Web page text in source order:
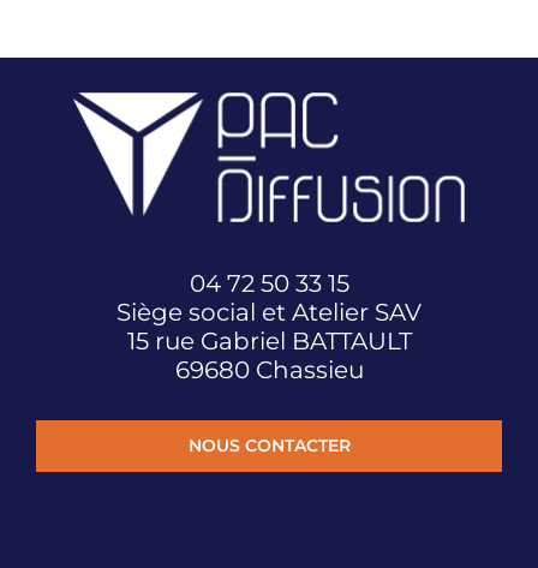
04 72 50 33 15
Siège social et Atelier SAV
15 rue Gabriel BATTAULT
69680 Chassieu
NOUS CONTACTER